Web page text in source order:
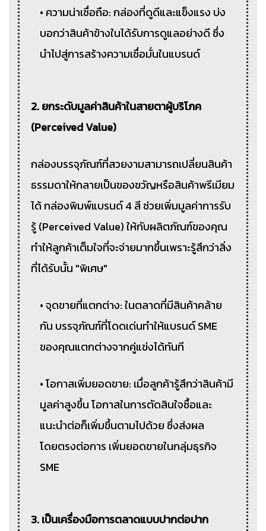
• ความน่าเชื่อถือ: กล่องที่ดูดีและแข็งแรง บ่ง
บอกว่าสินค้าข้างในได้รับการดูแลอย่างดี ซึ่ง
นำไปสู่การสร้างความเชื่อมั่นในแบรนด์
2. ยกระดับมูลค่าสินค้าในสายตาผู้บริโภค
(Perceived Value)
กล่องบรรจุภัณฑ์ที่สวยงามสามารถเปลี่ยนสินค้า
ธรรมดาให้กลายเป็นของขวัญหรือสินค้าพรีเมียม
ได้ กล่องพิมพ์แบรนด์ 4 สี ช่วยเพิ่มมูลค่าการรับ
รู้ (Perceived Value) ให้กับผลิตภัณฑ์ของคุณ
ทำให้ลูกค้าเต็มใจที่จะจ่ายมากขึ้นเพราะรู้สึกว่าสิ่ง
ที่ได้รับนั้น "พิเศษ"
• จุดขายที่แตกต่าง: ในตลาดที่มีสินค้าคล้าย
กัน บรรจุภัณฑ์ที่โดดเด่นทำให้แบรนด์ SME
ของคุณแตกต่างจากคู่แข่งได้ทันที
• โอกาสเพิ่มยอดขาย: เมื่อลูกค้ารู้สึกว่าสินค้ามี
มูลค่าสูงขึ้น โอกาสในการตัดสินใจซื้อและ
แนะนำต่อก็เพิ่มขึ้นตามไปด้วย ซึ่งส่งผล
โดยตรงต่อการ เพิ่มยอดขายในกลุ่มธุรกิจ
SME
3. เป็นเครื่องมือการตลาดแบบปากต่อปาก